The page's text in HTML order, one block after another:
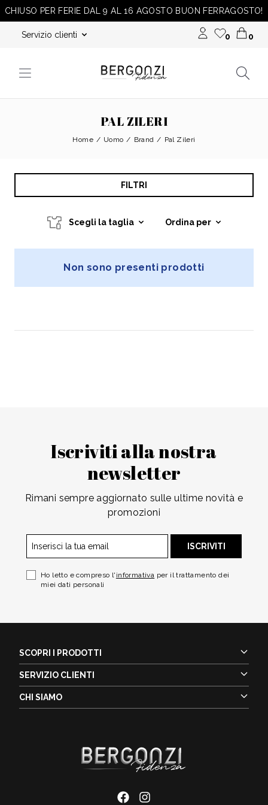
CHIUSO PER FERIE DAL 9 AL 16 AGOSTO BUON FERRAGOSTO!
Servizio clienti 0 0
PAL ZILERI
Home Uomo Brand Pal Zileri
FILTRI
Scegli la taglia Ordina per
Non sono presenti prodotti
Iscriviti alla nostra
newsletter
Rimani sempre aggiornato sulle ultime novità e
promozioni
ISCRIVITI
Ho letto e compreso l' informativa per il trattamento dei
miei dati personali
SCOPRI I PRODOTTI
SERVIZIO CLIENTI
CHI SIAMO